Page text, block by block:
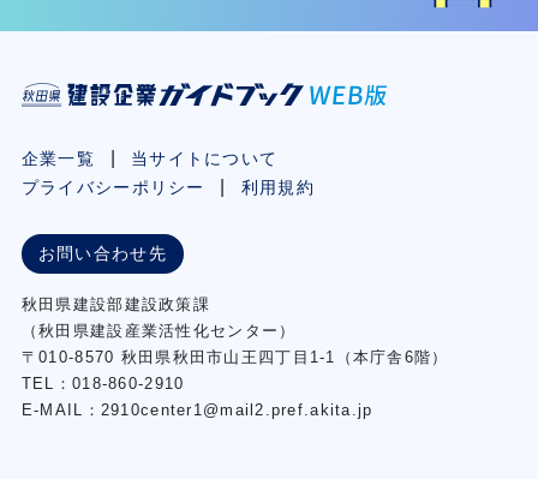
企業一覧
当サイトについて
プライバシーポリシー
利用規約
お問い合わせ先
秋⽥県建設部建設政策課
（秋⽥県建設産業活性化センター）
〒010-8570 秋田県秋田市⼭王四丁⽬1-1（本庁舎6階）
TEL：018-860-2910
E-MAIL：2910center1@mail2.pref.akita.jp